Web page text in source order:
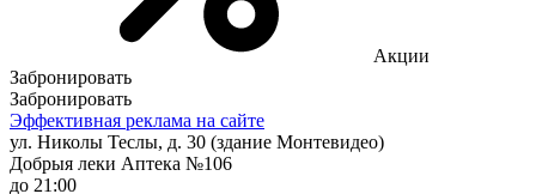
Акции
Забронировать
Забронировать
Эффективная реклама на сайте
ул. Николы Теслы, д. 30 (здание Монтевидео)
Добрыя леки Аптека №106
до 21:00